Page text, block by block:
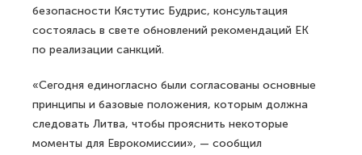
безопасности Кястутис Будрис, консультация
состоялась в свете обновлений рекомендаций ЕК
по реализации санкций.
«Сегодня единогласно были согласованы основные
принципы и базовые положения, которым должна
следовать Литва, чтобы прояснить некоторые
моменты для Еврокомиссии», — сообщил